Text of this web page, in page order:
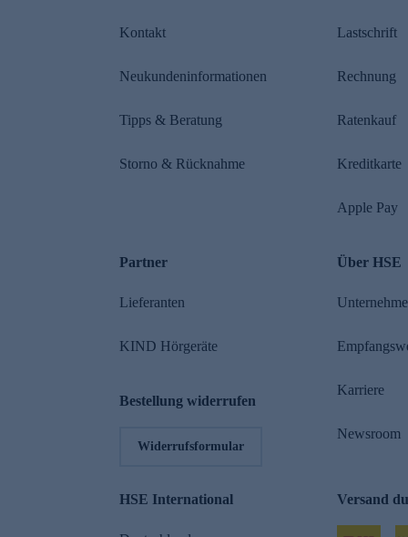
Kontakt
Neukundeninformationen
Tipps & Beratung
Storno & Rücknahme
Lastschrift
Rechnung
Ratenkauf
Kreditkarte
Apple Pay
Partner
Lieferanten
KIND Hörgeräte
Bestellung widerrufen
Widerrufsformular
Über HSE
Karriere
Newsroom
HSE International Versand